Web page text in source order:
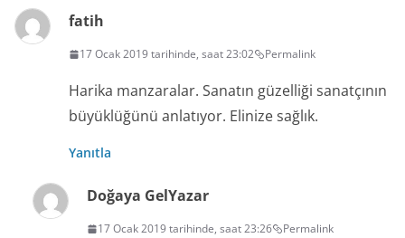
fatih
17 Ocak 2019 tarihinde, saat 23:02 Permalink
Harika manzaralar. Sanatın güzelliği sanatçının
büyüklüğünü anlatıyor. Elinize sağlık.
Yanıtla
Doğaya GelYazar
17 Ocak 2019 tarihinde, saat 23:26 Permalink